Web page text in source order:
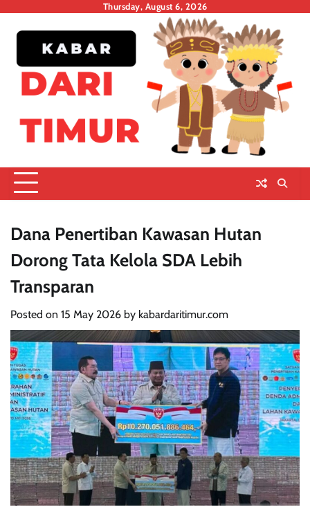
Thursday, August 6, 2026
Dana Penertiban Kawasan Hutan
Dorong Tata Kelola SDA Lebih
Transparan
Posted on 15 May 2026 by kabardaritimur.com